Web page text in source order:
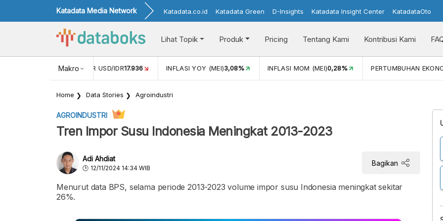
Katadata Media Network Katadata.co.id Katadata Green D-Insights Katadata Insight Center KatadataOto
Lihat Topik Produk Pricing Tentang Kami Kontribusi Kami
Makro
NILAI TUKAR USD/IDR17.936 INFLASI YOY (MEI)3,08% INFLASI MOM (MEI)0,28% PERTUMBUHAN
Home Data Stories Agroindustri
AGROINDUSTRI
Tren Impor Susu Indonesia Meningkat 2013-2023
Adi Ahdiat
12/11/2024 14:34 WIB
Bagikan
Menurut data BPS, selama periode 2013-2023 volume impor susu Indonesia meningkat sekitar
26%.